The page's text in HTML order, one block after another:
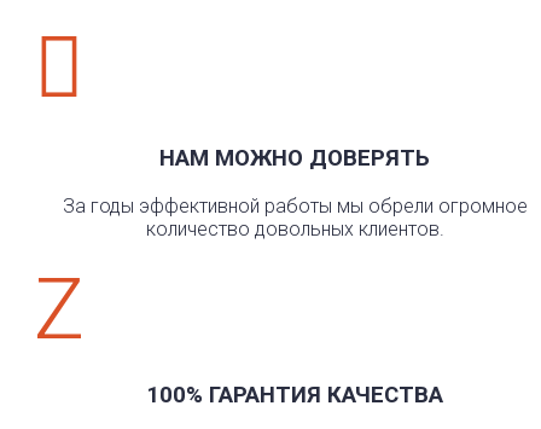

НАМ МОЖНО ДОВЕРЯТЬ
За годы эффективной работы мы обрели огромное
количество довольных клиентов.
Z
100% ГАРАНТИЯ КАЧЕСТВА